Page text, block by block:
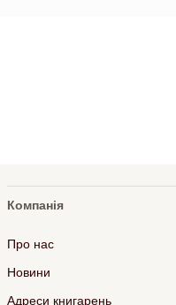
Компанія
Про нас
Новини
Адреси книгарень